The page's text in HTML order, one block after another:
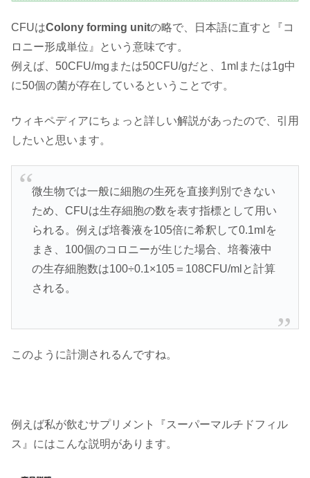
CFUはColony forming unitの略で、日本語に直すと『コ
ロニー形成単位』という意味です。
例えば、50CFU/mgまたは50CFU/gだと、1mlまたは1g中
に50個の菌が存在しているということです。
ウィキペディアにちょっと詳しい解説があったので、引用
したいと思います。
微生物では一般に細胞の生死を直接判別できない
ため、CFUは生存細胞の数を表す指標として用い
られる。例えば培養液を105倍に希釈して0.1mlを
まき、100個のコロニーが生じた場合、培養液中
の生存細胞数は100÷0.1×105＝108CFU/mlと計算
される。
このように計測されるんですね。
例えば私が飲むサプリメント『スーパーマルチドフィル
ス』にはこんな説明があります。